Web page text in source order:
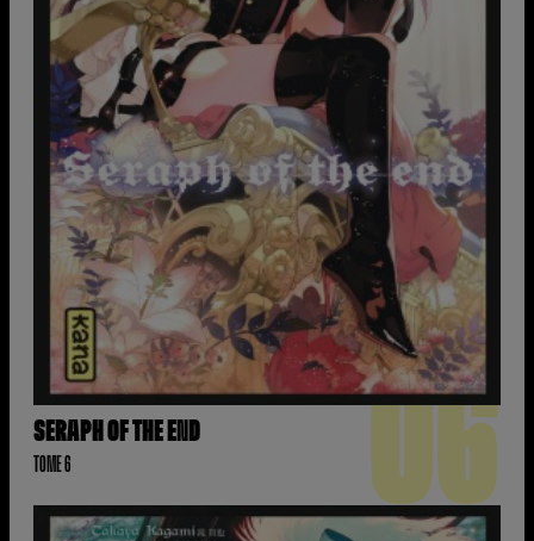
SERAPH OF THE END
TOME 6 06